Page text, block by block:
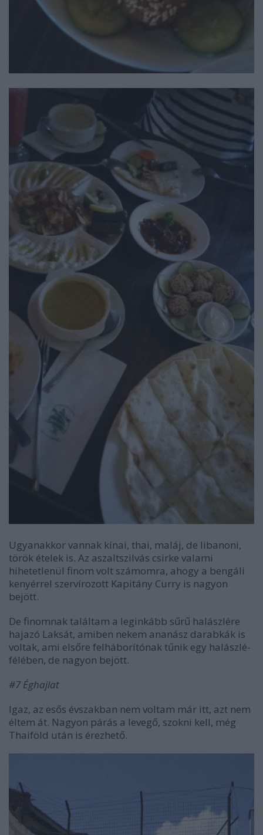
Ugyanakkor vannak kínai, thai, maláj, de libanoni,
török ételek is. Az aszaltszilvás csirke valami
hihetetlenül finom volt számomra, ahogy a bengáli
kenyérrel szervírozott Kapitány Curry is nagyon
bejött.
De finomnak találtam a leginkább sűrű halászlére
hajazó Laksát, amiben nekem ananász darabkák is
voltak, ami elsőre felháborítónak tűnik egy halászlé-
félében, de nagyon bejött.
#7 Éghajlat
Igaz, az esős évszakban nem voltam már itt, azt nem
éltem át. Nagyon párás a levegő, szokni kell, még
Thaiföld után is érezhető.